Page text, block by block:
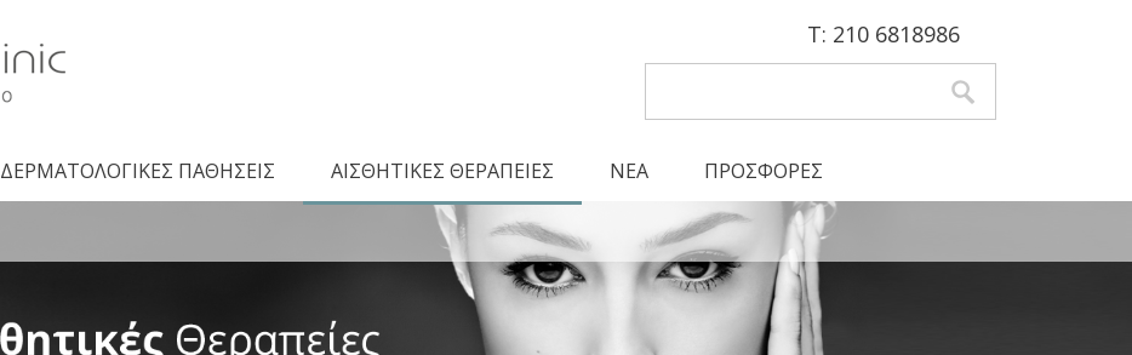
Τ: 210 6818986
ΔΕΡΜΑΤΟΛΟΓΙΚΕΣ ΠΑΘΗΣΕΙΣ ΑΙΣΘΗΤΙΚΕΣ ΘΕΡΑΠΕΙΕΣ ΝΕΑ ΠΡΟΣΦΟΡΕΣ